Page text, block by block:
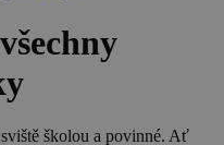
školou a povinné. Ať